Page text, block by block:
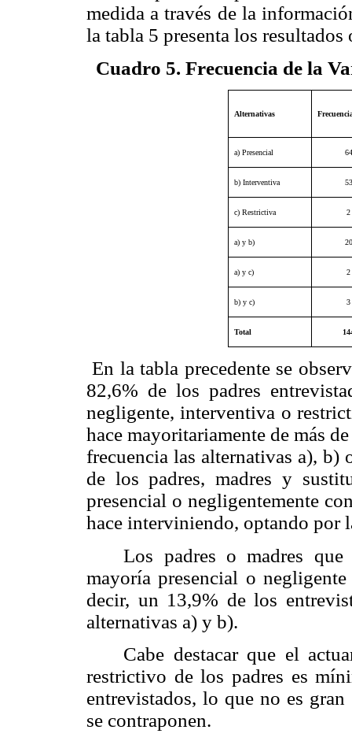
medida a través de la
la tabla 5 presenta los resultados
Cuadro 5. Frecuencia de la
Alternativas
a) Presencial 64
b) Interventiva 53
c) Restrictiva 2
a) y b) 20
a) y c) 2
b) y c) 3
Total
En la tabla precedente se
82,6% de los padres
negligente, interventiva o
hace mayoritariamente de más
frecuencia las alternativas a), b)
de los padres, madres y
presencial o negligentemente
hace interviniendo, optando por
Los padres o madres
mayoría presencial o
decir, un 13,9% de los
alternativas a) y b).
Cabe destacar que el
restrictivo de los padres es
entrevistados, lo que no es
se contraponen.